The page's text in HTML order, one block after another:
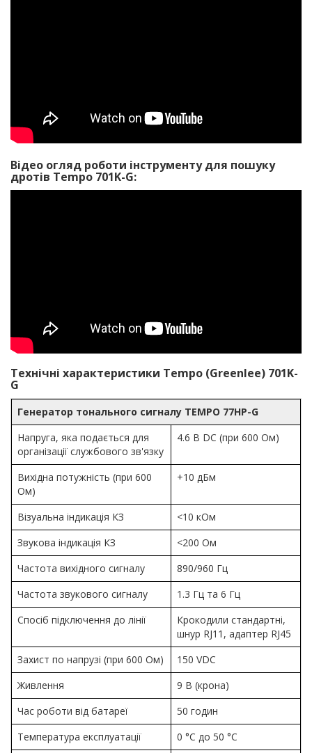
Відео огляд роботи інструменту для пошуку
дротів Tempo 701K-G:
Технічні характеристики Tempo (Greenlee) 701K-
G
Генератор тонального сигналу TEMPO 77HP-G
Напруга, яка подається для
організації службового зв'язку
4.6 В DC (при 600 Ом)
Вихідна потужність (при 600
Ом)
+10 дБм
Візуальна індикація КЗ
<10 кОм
Звукова індикація КЗ
<200 Ом
Частота вихідного сигналу
890/960 Гц
Частота звукового сигналу
1.3 Гц та 6 Гц
Спосіб підключення до лінії
Крокодили стандартні,
шнур RJ11, адаптер RJ45
Захист по напрузі (при 600 Ом)
150 VDC
Живлення
9 В (крона)
Час роботи від батареї
50 годин
Температура експлуатації
0 °C до 50 °C